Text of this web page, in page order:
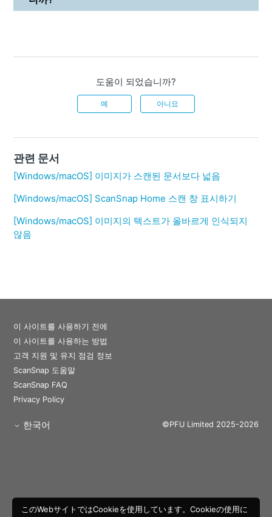
도움이 되었습니까?
예 아니요
관련 문서
[Windows/macOS] 이미지가 스캔된 문서보다 넓음
[Windows/macOS] ScanSnap Home 스캔 창 표시하기
[Windows/macOS] 이미지의 텍스트가 올바르게 인식되지
않음
이 사이트를 사용하기 전에
이 사이트를 사용하는 방법
고객 지원 및 유지 점검 정보
ScanSnap 도움말
ScanSnap FAQ
Privacy Policy
한국어 ©PFU Limited 2025-2026
このWebサイトではCookieを使用しています。Cookieの使用に